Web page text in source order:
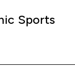
Sports